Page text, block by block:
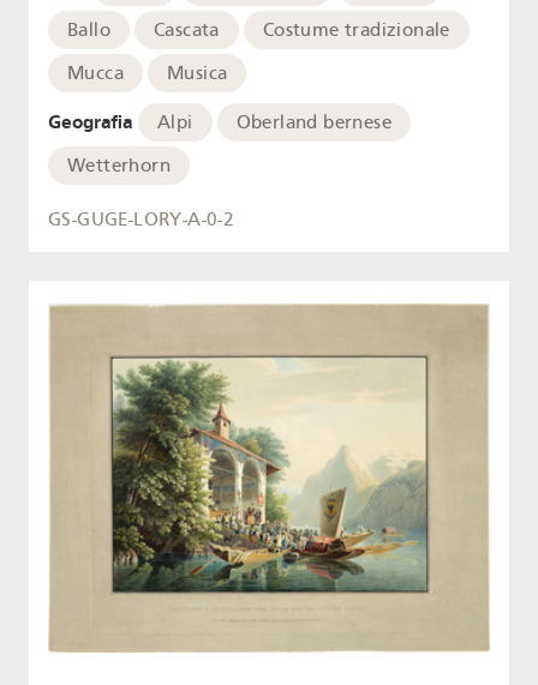
Ballo
Cascata
Costume tradizionale
Mucca
Musica
Geografia Alpi
Oberland bernese
Wetterhorn
GS-GUGE-LORY-A-0-2